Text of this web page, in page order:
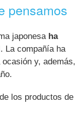
pensamos
japonesa ha
. La compañía ha
y, además,
los productos de